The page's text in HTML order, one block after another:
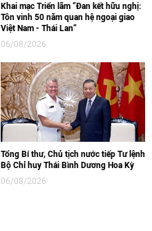
Khai mạc Triển lãm “Đan kết hữu nghị:
Tôn vinh 50 năm quan hệ ngoại giao
Việt Nam - Thái Lan“
06/08/2026
Tổng Bí thư, Chủ tịch nước tiếp Tư lệnh
Bộ Chỉ huy Thái Bình Dương Hoa Kỳ
06/08/2026